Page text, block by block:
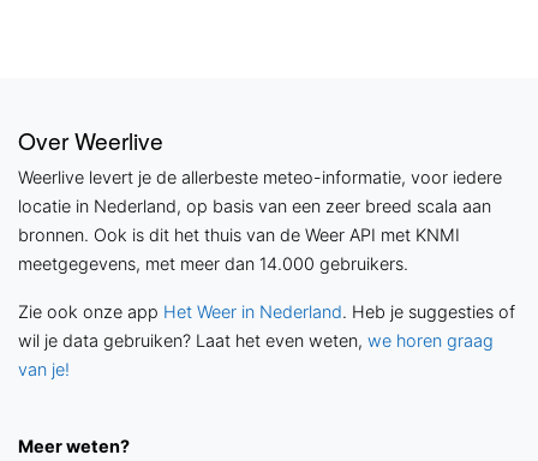
Over Weerlive
Weerlive levert je de allerbeste meteo-informatie, voor iedere
locatie in Nederland, op basis van een zeer breed scala aan
bronnen. Ook is dit het thuis van de Weer API met KNMI
meetgegevens, met meer dan 14.000 gebruikers.
Zie ook onze app Het Weer in Nederland. Heb je suggesties of
wil je data gebruiken? Laat het even weten, we horen graag
van je!
Meer weten?